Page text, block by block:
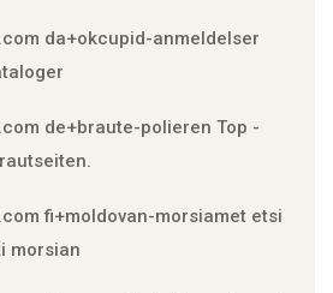
da+okcupid-anmeldelser
de+braute-polieren Top -
fi+moldovan-morsiamet etsi
morsian